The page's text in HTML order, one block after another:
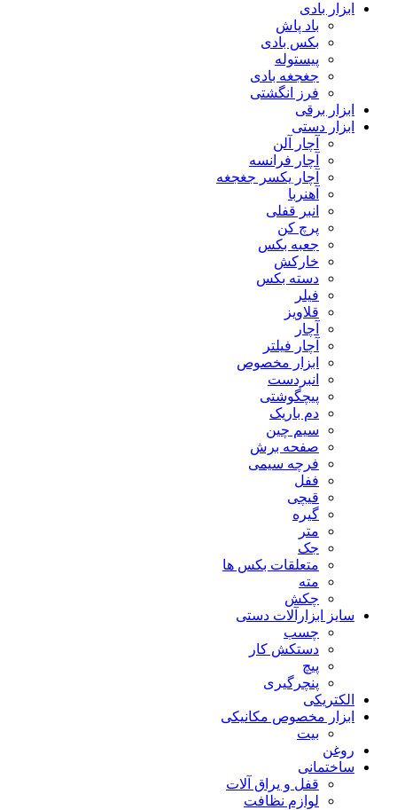
ابزار بادی
باد پاش
بکس بادی
پیستوله
جغجغه بادی
فرز انگشتی
ابزار برقی
ابزار دستی
آچار آلن
آچار فرانسه
آچار یکسر جغجغه
آهنربا
انبر قفلی
پرچ کن
جعبه بکس
خارکش
دسته بکس
فیلر
قلاویز
آچار
آچار فیلتر
ابزار مخصوص
انبردست
پیچگوشتی
دم باریک
سیم چین
صفحه برش
فرچه سیمی
ففل
قیچی
گیره
متر
جک
متعلقات بکس ها
مته
چکش
سایز ابزارآلات دستی
چسب
دستکش کار
پیچ
پنچرگیری
الکتریکی
ابزار مخصوص مکانیکی
بیت
روغن
ساختمانی
قفل و یراق آلات
لوازم نظافت